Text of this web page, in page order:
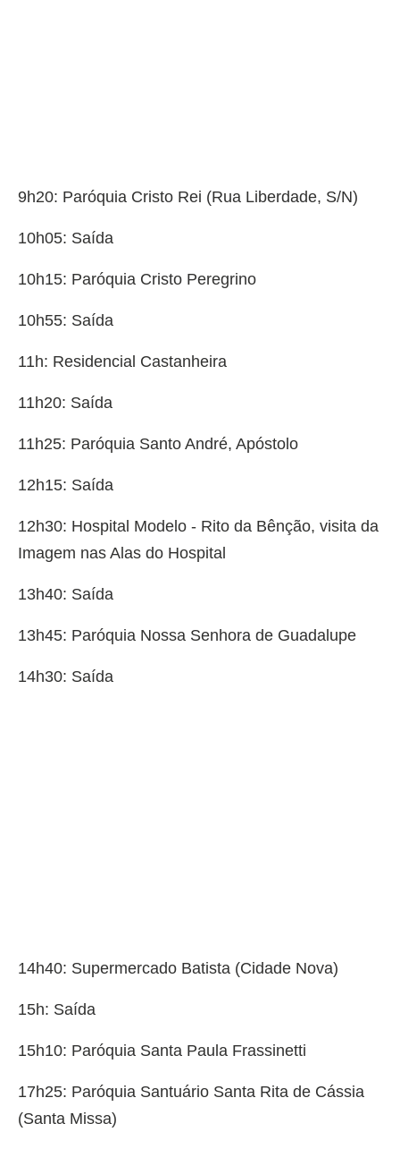
9h20: Paróquia Cristo Rei (Rua Liberdade, S/N)
10h05: Saída
10h15: Paróquia Cristo Peregrino
10h55: Saída
11h: Residencial Castanheira
11h20: Saída
11h25: Paróquia Santo André, Apóstolo
12h15: Saída
12h30: Hospital Modelo - Rito da Bênção, visita da
Imagem nas Alas do Hospital
13h40: Saída
13h45: Paróquia Nossa Senhora de Guadalupe
14h30: Saída
14h40: Supermercado Batista (Cidade Nova)
15h: Saída
15h10: Paróquia Santa Paula Frassinetti
17h25: Paróquia Santuário Santa Rita de Cássia
(Santa Missa)